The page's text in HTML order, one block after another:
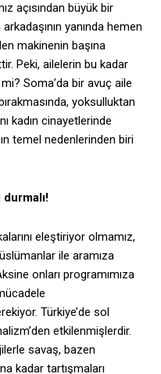
açısından büyük bir
yanında hemen
makinenin başına
Peki, ailelerin bu kadar
Soma’da bir avuç aile
yoksulluktan
kadın cinayetlerinde
temel nedenlerinden biri
eleştiriyor olmamız,
ile aramıza
onları programımıza
Türkiye’de sol
etkilenmişlerdir.
savaş, bazen
kadar tartışmaları